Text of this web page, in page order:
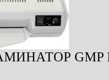
GMP